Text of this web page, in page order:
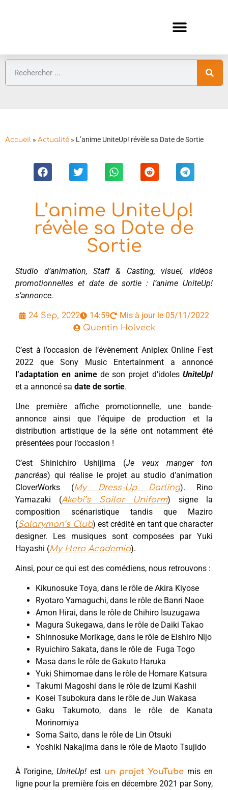
Accueil » Actualité » L’anime UniteUp! révèle sa Date de Sortie
L’anime UniteUp!
révèle sa Date de
Sortie
Studio d’animation, Staff & Casting, visuel, vidéos
promotionnelles et date de sortie : l’anime UniteUp!
s’annonce.
24 Sep, 2022 14:59 Mis à jour le 05/11/2022
Quentin Holveck
C’est à l’occasion de l’évènement Aniplex Online Fest
2022 que Sony Music Entertainment a annoncé
l’adaptation en animede son projet d’idolesUniteUp!
et a annoncé sa date de sortie.
Une première affiche promotionnelle, une bande-
annonce ainsi que l’équipe de production et la
distribution artistique de la série ont notamment été
présentées pour l’occasion !
C’est Shinichiro Ushijima (Je veux manger ton
pancréas) qui réalise le projet au studio d’animation
CloverWorks (My Dress-Up Darling). Rino
Yamazaki (Akebi’s Sailor Uniform) signe la
composition scénaristique tandis que Maziro
(Salaryman’s Club) est crédité en tant que character
designer. Les musiques sont composées par Yuki
Hayashi (My Hero Academia).
Ainsi, pour ce qui est des comédiens, nous retrouvons :
Kikunosuke Toya, dans le rôle de Akira Kiyose
Ryotaro Yamaguchi, dans le rôle de Banri Naoe
Amon Hirai, dans le rôle de Chihiro Isuzugawa
Magura Sukegawa, dans le rôle de Daiki Takao
Shinnosuke Morikage, dans le rôle de Eishiro Nijo
Ryuichiro Sakata, dans le rôle de Fuga Togo
Masa dans le rôle de Gakuto Haruka
Yuki Shimomae dans le rôle de Homare Katsura
Takumi Magoshi dans le rôle de Izumi Kashii
Kosei Tsubokura dans le rôle de Jun Wakasa
Gaku Takumoto, dans le rôle de Kanata
Morinomiya
Soma Saito, dans le rôle de Lin Otsuki
Yoshiki Nakajima dans le rôle de Maoto Tsujido
À l’origine, UniteUp!est un projet YouTube mis en
ligne pour la première fois en décembre 2021 par Sony,